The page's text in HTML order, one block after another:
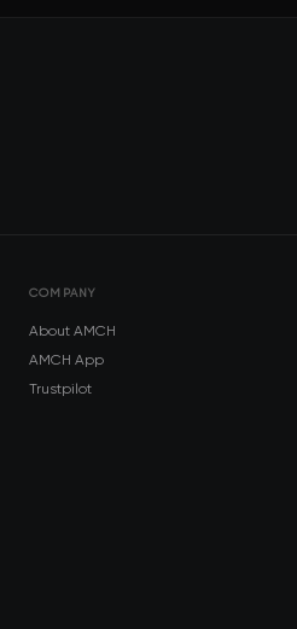
COMPANY
About AMCH
AMCH App
Trustpilot